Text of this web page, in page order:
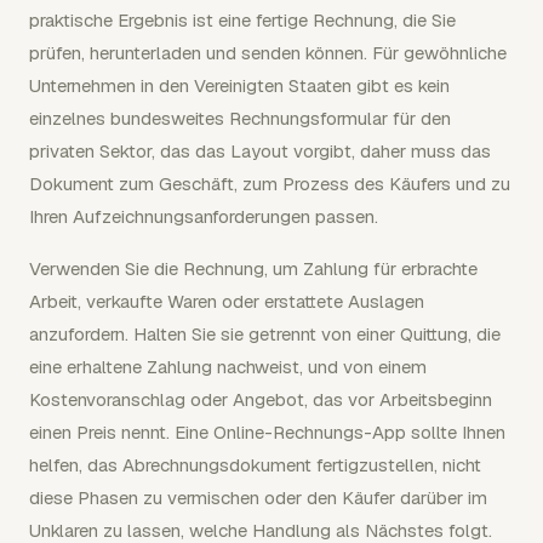
praktische Ergebnis ist eine fertige Rechnung, die Sie
prüfen, herunterladen und senden können. Für gewöhnliche
Unternehmen in den Vereinigten Staaten gibt es kein
einzelnes bundesweites Rechnungsformular für den
privaten Sektor, das das Layout vorgibt, daher muss das
Dokument zum Geschäft, zum Prozess des Käufers und zu
Ihren Aufzeichnungsanforderungen passen.
Verwenden Sie die Rechnung, um Zahlung für erbrachte
Arbeit, verkaufte Waren oder erstattete Auslagen
anzufordern. Halten Sie sie getrennt von einer Quittung, die
eine erhaltene Zahlung nachweist, und von einem
Kostenvoranschlag oder Angebot, das vor Arbeitsbeginn
einen Preis nennt. Eine Online-Rechnungs-App sollte Ihnen
helfen, das Abrechnungsdokument fertigzustellen, nicht
diese Phasen zu vermischen oder den Käufer darüber im
Unklaren zu lassen, welche Handlung als Nächstes folgt.